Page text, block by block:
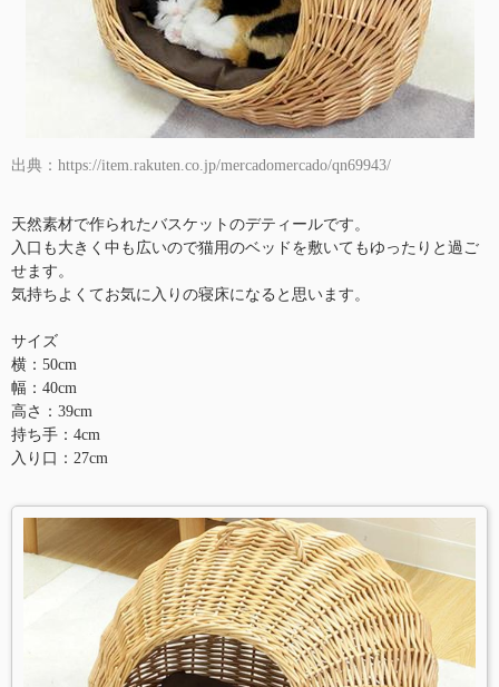
出典：https://item.rakuten.co.jp/mercadomercado/qn69943/
天然素材で作られたバスケットのデティールです。
入口も大きく中も広いので猫用のベッドを敷いてもゆったりと過ご
せます。
気持ちよくてお気に入りの寝床になると思います。
サイズ
横：50cm
幅：40cm
高さ：39cm
持ち手：4cm
入り口：27cm